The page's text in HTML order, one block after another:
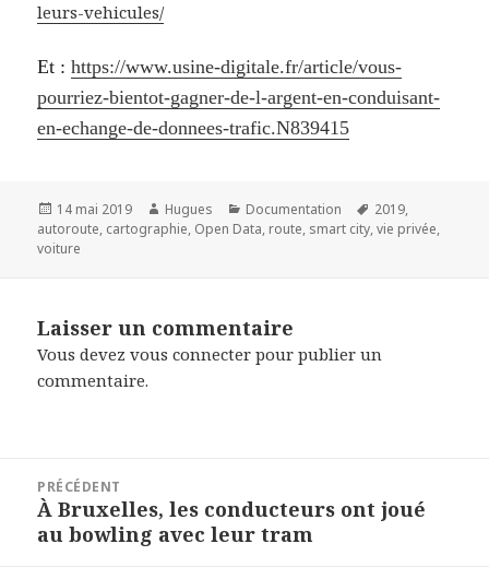
leurs-vehicules/
Et :https://www.usine-digitale.fr/article/vous-
pourriez-bientot-gagner-de-l-argent-en-conduisant-
en-echange-de-donnees-trafic.N839415
Publié
le
14 mai 2019 Auteur
Hugues Catégories
Documentation
Mots-
clés
2019,
autoroute, cartographie, Open Data, route, smart city,vie privée,
voiture
Laisser un commentaire
Vous devezvous connecter pour publier un
commentaire.
l’article
PRÉCÉDENT
Article
précédent :
À Bruxelles, les conducteurs ont joué
au bowling avec leur tram